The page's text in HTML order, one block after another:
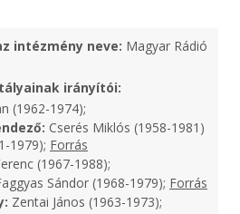
intézmény neve: Magyar Rádió
irányítói:
(1962-1974);
Cserés Miklós (1958-1981)
1979); Forrás
(1967-1988);
Sándor (1968-1979); Forrás
Zentai János (1963-1973);